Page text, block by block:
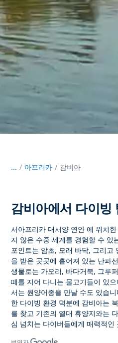
... / 아프리카 감비아
감비아에서 다이빙
서아프리카 대서양 연안에 위치
지 않은 수중 세계를 경험할 수 있
포인트는 암초, 모래 바닥, 그리고
을 받은 곳곳에 흩어져 있는 난파
생물로는 가오리, 바다거북, 그루
떼를 지어 다니는 물고기들이 있
서는 원양어종을 만날 수도 있습
한 다이빙 환경 덕분에 감비아는
를 찾고 기존의 열대 휴양지와는
심 넘치는 다이버들에게 매력적인